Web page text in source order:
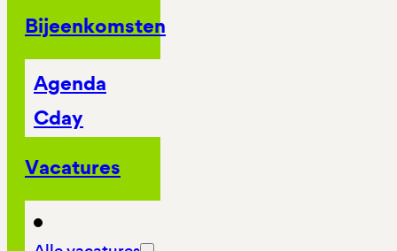
Bijeenkomsten
Agenda
Cday
Vacatures